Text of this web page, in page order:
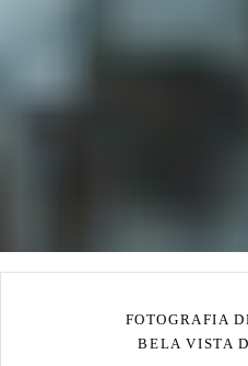
FOTOGRAFIA
BELA VISTA